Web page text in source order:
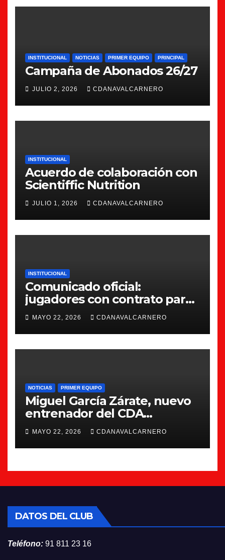
INSTITUCIONAL NOTICIAS PRIMER EQUIPO PRINCIPAL
Campaña de Abonados 26/27
JULIO 2, 2026 CDANAVALCARNERO
INSTITUCIONAL
Acuerdo de colaboración con
Scientiffic Nutrition
JULIO 1, 2026 CDANAVALCARNERO
INSTITUCIONAL
Comunicado oficial:
jugadores con contrato para
la 26/27
MAYO 22, 2026 CDANAVALCARNERO
NOTICIAS PRIMER EQUIPO
Miguel García Zárate, nuevo
entrenador del CDA
Navalcarnero
MAYO 22, 2026 CDANAVALCARNERO
DATOS DEL CLUB
Teléfono: 91 811 23 16